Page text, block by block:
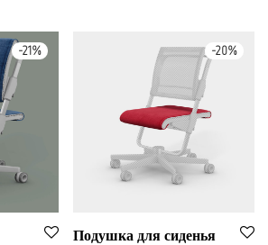
-21% -20%
Подушка для сиденья